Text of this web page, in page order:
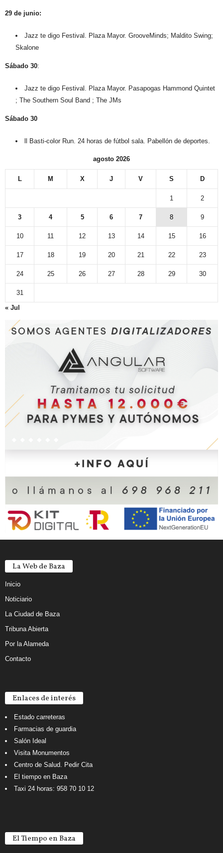
29 de junio:
Jazz te digo Festival. Plaza Mayor. GrooveMinds; Maldito Swing;
Skalone
Sábado 30:
Jazz te digo Festival. Plaza Mayor. Pasapogas Hammond Quintet
; The Southern Soul Band ; The JMs
Sábado 30
ll Basti-color Run. 24 horas de fútbol sala. Pabellón de deportes.
agosto 2026
L M X J V S D
1 2
3 4 5 6 7 8 9
10 11 12 13 14 15 16
17 18 19 20 21 22 23
24 25 26 27 28 29 30
31
« Jul
La Web de Baza
Inicio
Noticiario
La Ciudad de Baza
Tribuna Abierta
Por la Alameda
Contacto
Enlaces de interés
Estado carreteras
Farmacias de guardia
Salón Ideal
Visita Monumentos
Centro de Salud. Pedir Cita
El tiempo en Baza
Taxi 24 horas: 958 70 10 12
El Tiempo en Baza